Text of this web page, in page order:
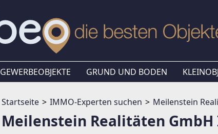
GEWERBEOBJEKTE GRUND UND BODEN
Startseite IMMO-Experten suchen Meilenstein
Meilenstein Realitäten